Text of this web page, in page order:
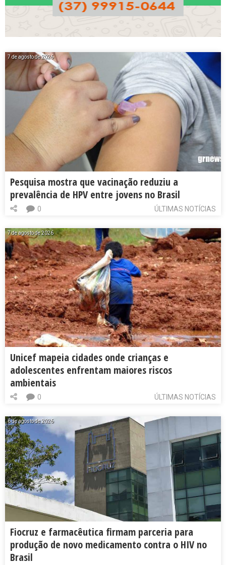
7 de agosto de 2026
Pesquisa mostra que vacinação reduziu a
prevalência de HPV entre jovens no Brasil
ÚLTIMAS NOTÍCIAS
0
7 de agosto de 2026
Unicef mapeia cidades onde crianças e
adolescentes enfrentam maiores riscos
ambientais
ÚLTIMAS NOTÍCIAS
0
6 de agosto de 2026
Fiocruz e farmacêutica firmam parceria para
produção de novo medicamento contra o HIV no
Brasil